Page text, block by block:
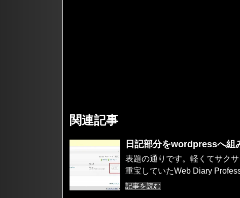
関連記事
日記部分をwordpressへ組
表題の通りです。軽くてサク
重宝していたWeb Diary
記事を読む